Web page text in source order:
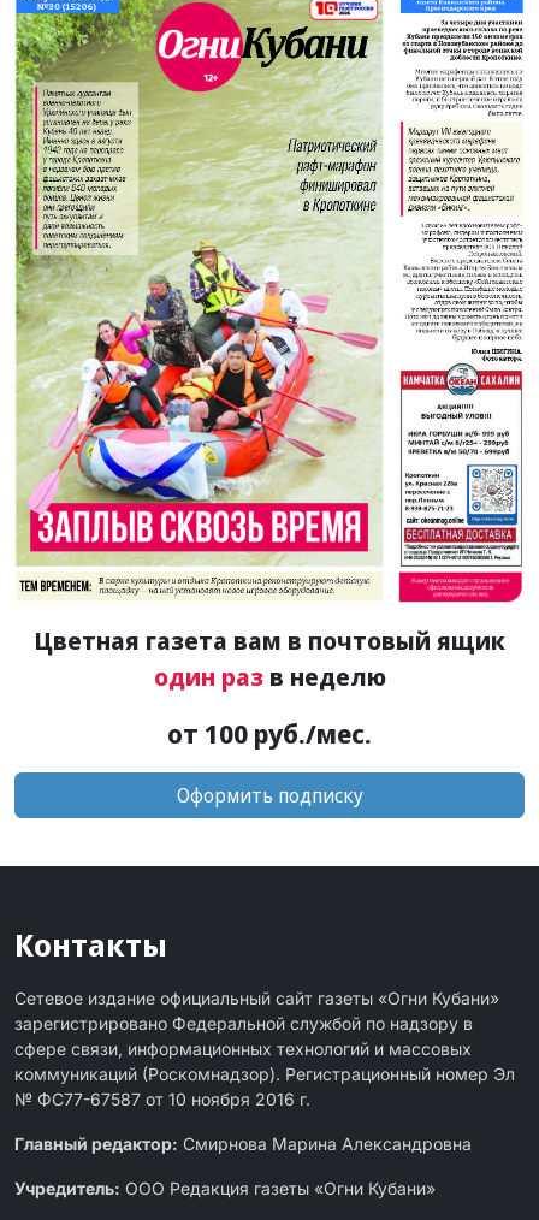
Цветная газета вам в почтовый ящик
один разв неделю
от 100 руб./мес.
Оформить подписку
Контакты
Сетевое издание официальный сайт газеты «Огни Кубани»
зарегистрировано Федеральной службой по надзору в
сфере связи, информационных технологий и массовых
коммуникаций (Роскомнадзор). Регистрационный номер Эл
№ ФС77-67587 от 10 ноября 2016 г.
Главный редактор: Смирнова Марина Александровна
Учредитель: ООО Редакция газеты «Огни Кубани»